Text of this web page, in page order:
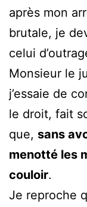
après mon
brutale, je
celui
Monsieur le
j’essaie de
le droit, fait
que, sans
menotté les
couloir.
Je reproche